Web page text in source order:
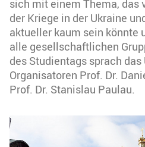
sich mit einem Thema, das
der Kriege in der Ukraine
aktueller kaum sein könnte
alle gesellschaftlichen
des Studientags sprach
Organisatoren Prof. Dr.
Prof. Dr. Stanislau Paulau.